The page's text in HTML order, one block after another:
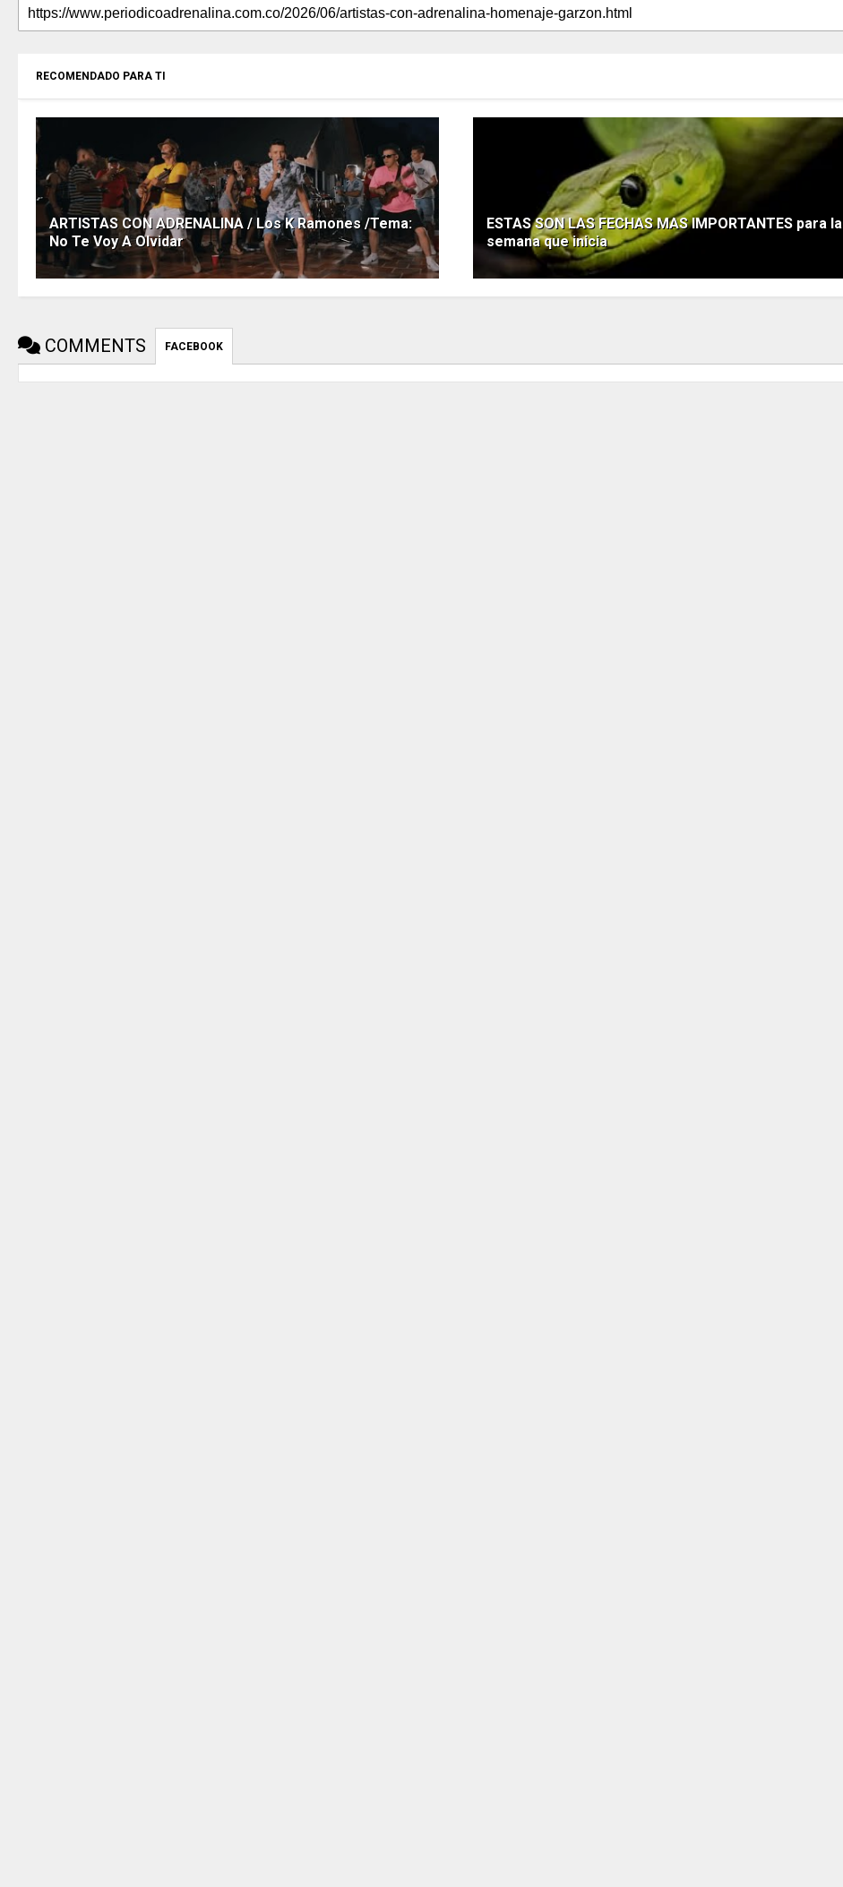
RECOMENDADO PARA TI
ARTISTAS CON ADRENALINA / Los K Ramones /Tema:
No Te Voy A Olvidar
ESTAS SON LAS FECHAS MAS IMPORTANTES para la
semana que inicia
COMMENTS FACEBOOK